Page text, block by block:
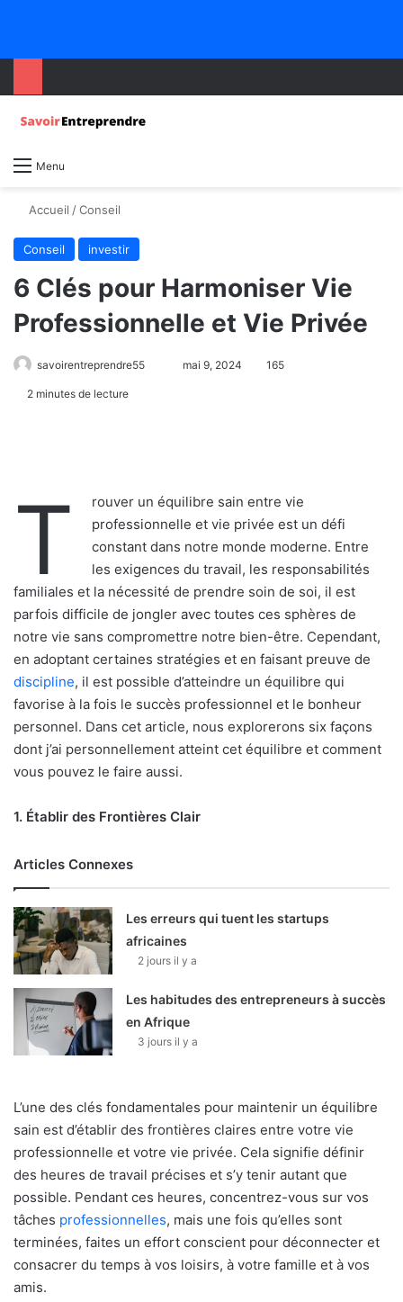
Menu
Accueil /Conseil
Conseil investir
6 Clés pour Harmoniser Vie
Professionnelle et Vie Privée
savoirentreprendre55 mai 9, 2024 165
2 minutes de lecture
T
rouver un équilibre sain entre vie
professionnelle et vie privée est un défi
constant dans notre monde moderne. Entre
les exigences du travail, les responsabilités
familiales et la nécessité de prendre soin de soi, il est
parfois difficile de jongler avec toutes ces sphères de
notre vie sans compromettre notre bien-être. Cependant,
en adoptant certaines stratégies et en faisant preuve de
discipline, il est possible d’atteindre un équilibre qui
favorise à la fois le succès professionnel et le bonheur
personnel. Dans cet article, nous explorerons six façons
dont j’ai personnellement atteint cet équilibre et comment
vous pouvez le faire aussi.
1. Établir des Frontières Clair
Articles Connexes
Les erreurs qui tuent les startups
africaines
2 jours il y a
Les habitudes des entrepreneurs à succès
en Afrique
3 jours il y a
L’une des clés fondamentales pour maintenir un équilibre
sain est d’établir des frontières claires entre votre vie
professionnelle et votre vie privée. Cela signifie définir
des heures de travail précises et s’y tenir autant que
possible. Pendant ces heures, concentrez-vous sur vos
tâches professionnelles, mais une fois qu’elles sont
terminées, faites un effort conscient pour déconnecter et
consacrer du temps à vos loisirs, à votre famille et à vos
amis.